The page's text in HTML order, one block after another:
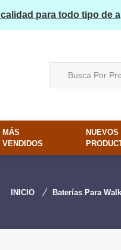
para todo tipo de
MÁS
VENDIDOS
NUEVOS
INICIO Baterías Para